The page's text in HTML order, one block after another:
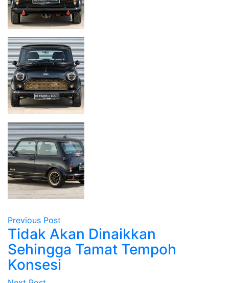
Previous Post
Tidak Akan Dinaikkan
Sehingga Tamat Tempoh
Konsesi